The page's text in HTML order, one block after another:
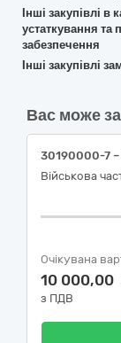
Інші закупівлі в
устаткування та
забезпечення
Інші закупівлі
Вас може
Військова
Очікувана
10 000,00
з ПДВ